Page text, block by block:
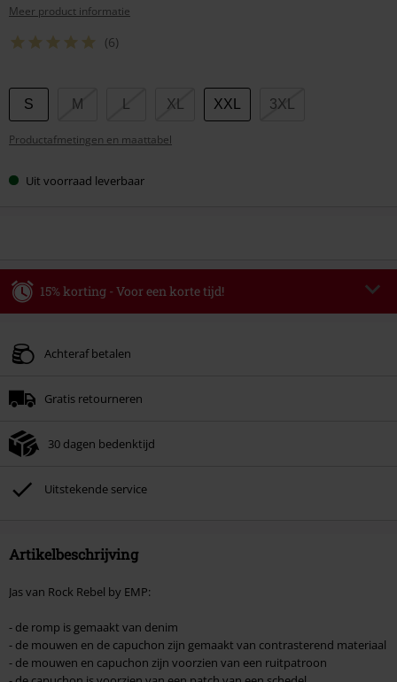
Meer product informatie
(6)
Kies
je
maat
S M XL XXL 3XL
Productafmetingen en maattabel
Uit voorraad leverbaar
15% korting - Voor een korte tijd!
Geldig t/m 09-08-2026
Zodra je de code hebt ingevoerd, wordt de korting automatisch verrekend in
Kan niet gecombineerd worden met andere kortingscodes. Boeken, media,
Toten Hosen, Metality, cadeaubonnen en artikelen met een inbegrepen
donatie zijn uitgesloten van de korting.
Achteraf betalen
Gratis retourneren
30 dagen bedenktijd
Uitstekende service
Artikelbeschrijving
Jas van Rock Rebel by EMP:
- de romp is gemaakt van denim
- de mouwen en de capuchon zijn gemaakt van contrasterend materiaal
- de mouwen en capuchon zijn voorzien van een ruitpatroon